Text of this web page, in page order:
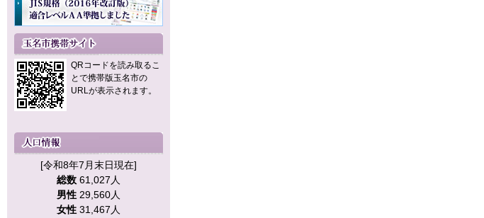
QRコードを読み取るこ
とで携帯版玉名市の
URLが表示されます。
[令和8年7月末日現在]
総数 61,027人
男性 29,560人
女性 31,467人